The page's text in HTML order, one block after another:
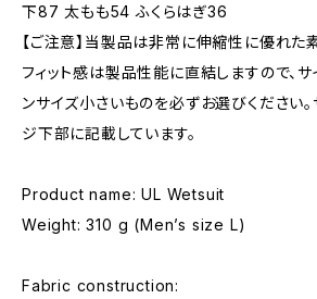
下87 太もも54 ふくらはぎ36
【ご注意】当製品は非常に伸縮性に優れた
フィット感は製品性能に直結しますので、
ンサイズ小さいものを必ずお選びください
ジ下部に記載しています。
Product name: UL Wetsuit
Weight: 310 g (Men’s size L)
Fabric construction: